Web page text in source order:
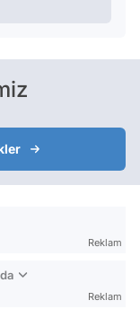
Reklam
Reklam